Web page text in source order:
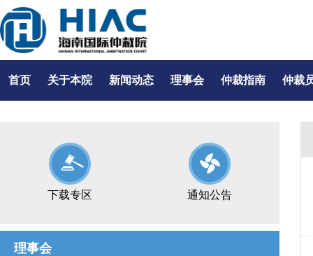
首页 关于本院 新闻动态 理事会 仲裁指南 仲裁
下载专区 通知公告
理事会